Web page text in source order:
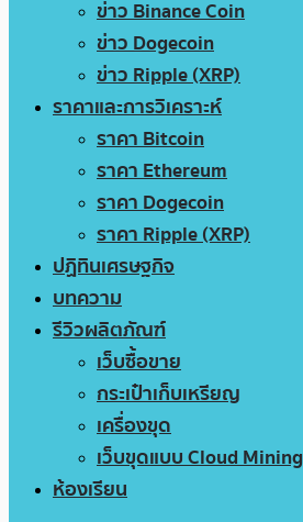
ข่าว Binance Coin
ข่าว Dogecoin
ข่าว Ripple (XRP)
ราคาและการวิเคราะห์
ราคา Bitcoin
ราคา Ethereum
ราคา Dogecoin
ราคา Ripple (XRP)
ปฏิทินเศรษฐกิจ
บทความ
รีวิวผลิตภัณฑ์
เว็บซื้อขาย
กระเป๋าเก็บเหรียญ
เครื่องขุด
เว็บขุดแบบ Cloud Mining
ห้องเรียน